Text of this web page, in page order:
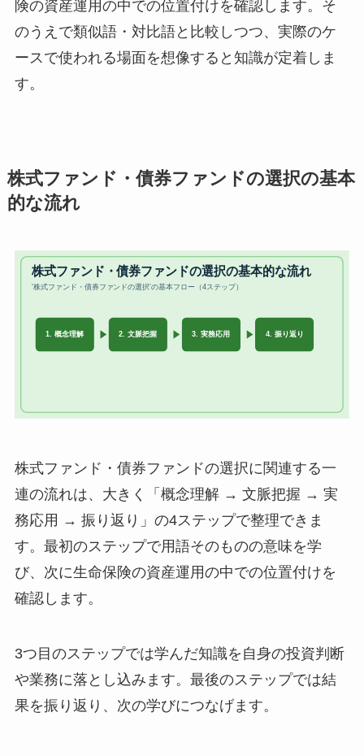
険の資産運用の中での位置付けを確認します。そ
のうえで類似語・対比語と比較しつつ、実際のケ
ースで使われる場面を想像すると知識が定着しま
す。
株式ファンド・債券ファンドの選択の基本
的な流れ
株式ファンド・債券ファンドの選択に関連する一
連の流れは、大きく「概念理解 → 文脈把握 → 実
務応用 → 振り返り」の4ステップで整理できま
す。最初のステップで用語そのものの意味を学
び、次に生命保険の資産運用の中での位置付けを
確認します。
3つ目のステップでは学んだ知識を自身の投資判断
や業務に落とし込みます。最後のステップでは結
果を振り返り、次の学びにつなげます。